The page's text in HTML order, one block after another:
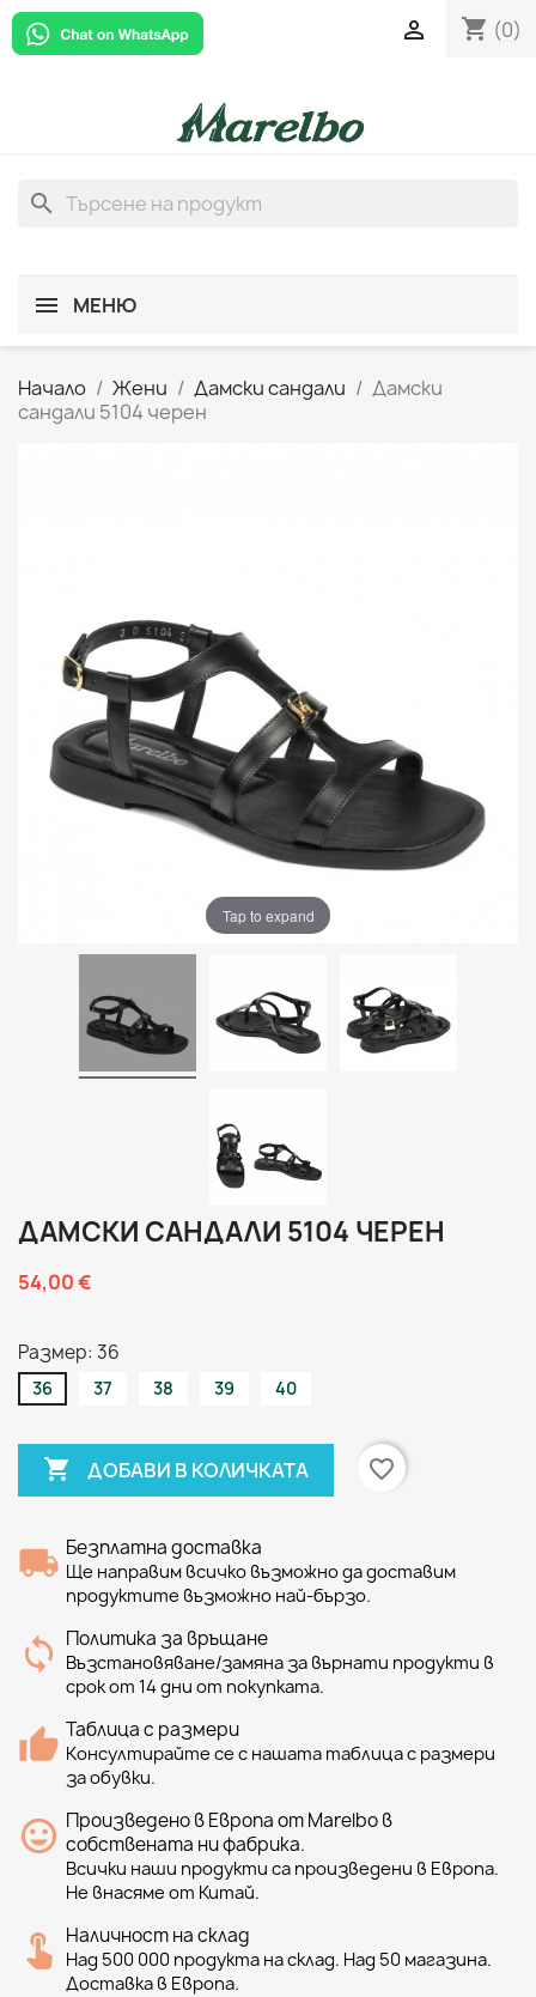
shopping_cart (0)

search
МЕНЮ
Начало Жени Дамски сандали
Дамски
сандали 5104 черен
Tap to expand
ДАМСКИ САНДАЛИ 5104 ЧЕРЕН
54,00 €
Размер: 36
36 37 38 39 40
 ДОБАВИ В КОЛИЧКАТА favorite_border
Безплатна доставка
Ще направим всичко възможно да доставим
продуктите възможно най-бързо.
Политика за връщане
Възстановяване/замяна за върнати продукти в
срок от 14 дни от покупката.
Таблица с размери
Консултирайте се с нашата таблица с размери
за обувки.
Произведено в Европа от Marelbo в
собствената ни фабрика.
Всички наши продукти са произведени в Европа.
Не внасяме от Китай.
Наличност на склад
Над 500 000 продукта на склад. Над 50 магазина.
Доставка в Европа.